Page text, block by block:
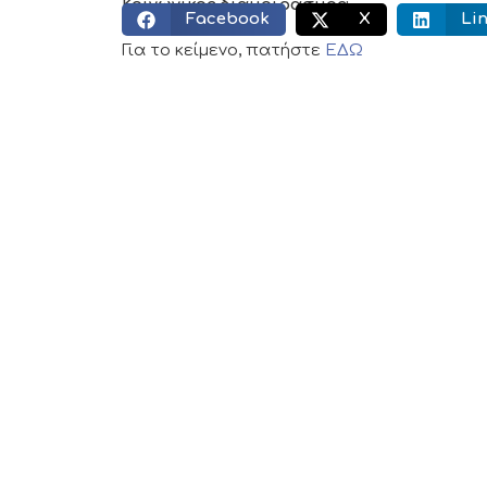
Κοινωνικός διαμοιρασμός:
Facebook X
Για το κείμενο, πατήστε ΕΔΩ